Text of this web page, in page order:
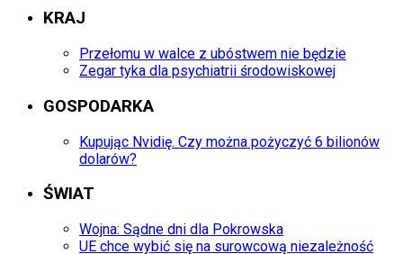
KRAJ
Przełomu w walce z ubóstwem nie będzie
Zegar tyka dla psychiatrii środowiskowej
GOSPODARKA
Kupując Nvidię. Czy można pożyczyć 6 bilionów
dolarów?
ŚWIAT
Wojna: Sądne dni dla Pokrowska
UE chce wybić się na surowcową niezależność